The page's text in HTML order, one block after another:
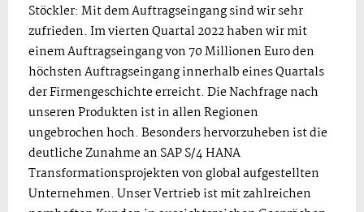
Stöckler: Mit dem Auftragseingang sind wir sehr
zufrieden. Im vierten Quartal 2022 haben wir mit
einem Auftragseingang von 70 Millionen Euro den
höchsten Auftragseingang innerhalb eines Quartals
der Firmengeschichte erreicht. Die Nachfrage nach
unseren Produkten ist in allen Regionen
ungebrochen hoch. Besonders hervorzuheben ist die
deutliche Zunahme an SAP S/4 HANA
Transformationsprojekten von global aufgestellten
Unternehmen. Unser Vertrieb ist mit zahlreichen